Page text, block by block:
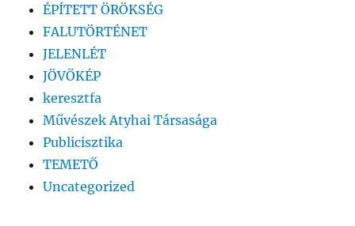
ÉPÍTETT ÖRÖKSÉG
FALUTÖRTÉNET
JELENLÉT
JÖVŐKÉP
keresztfa
Művészek Atyhai Társasága
Publicisztika
TEMETŐ
Uncategorized